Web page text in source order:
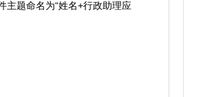
题命名为“姓名+行政助理应